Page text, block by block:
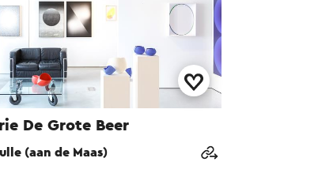
De Grote Beer
(aan de Maas)